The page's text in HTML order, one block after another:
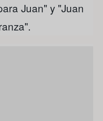
Juan" y "Juan